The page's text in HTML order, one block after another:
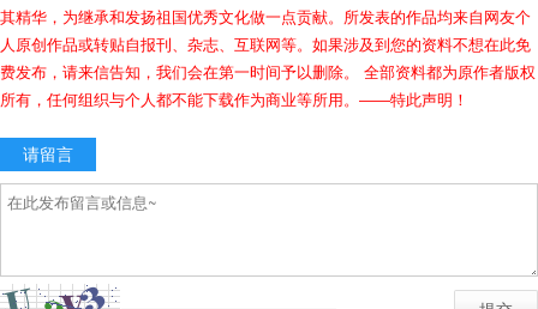
其精华，为继承和发扬祖国优秀文化做一点贡献。所发表的作品均来自网友个
人原创作品或转贴自报刊、杂志、互联网等。如果涉及到您的资料不想在此免
费发布，请来信告知，我们会在第一时间予以删除。 全部资料都为原作者版权
所有，任何组织与个人都不能下载作为商业等所用。——特此声明！
请留言